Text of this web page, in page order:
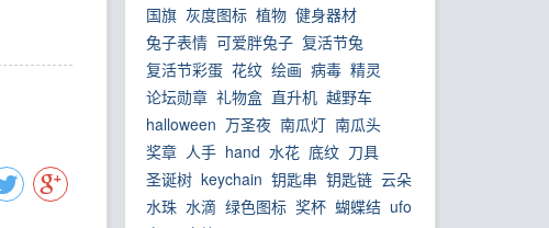
国旗 灰度图标 植物 健身器材
兔子表情 可爱胖兔子 复活节兔
复活节彩蛋 花纹 绘画 病毒 精灵
论坛勋章 礼物盒 直升机 越野车
halloween 万圣夜 南瓜灯 南瓜头
奖章 人手 hand 水花 底纹 刀具
圣诞树 keychain 钥匙串 钥匙链 云朵
水珠 水滴 绿色图标 奖杯 蝴蝶结 ufo